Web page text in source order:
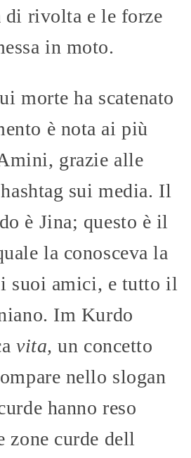
di rivolta e le forze
in moto.
morte ha scatenato
è nota ai più
grazie alle
sui media. Il
è Jina; questo è il
la conosceva la
suoi amici, e tutto il
Im Kurdo
vita, un concetto
nello slogan
hanno reso
zone curde dell